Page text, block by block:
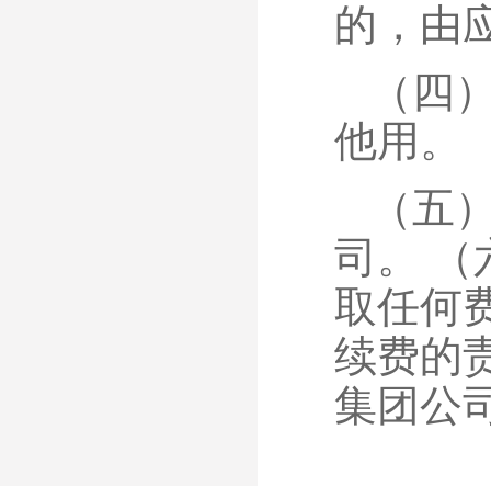
的，由
（四
他用。
（五
司。
取任何
续费的
集团公